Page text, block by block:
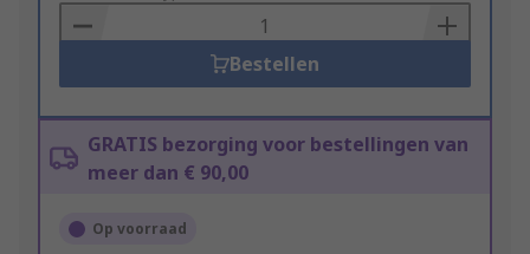
Basket
Bestellen
GRATIS bezorging voor bestellingen van
meer dan € 90,00
Op voorraad